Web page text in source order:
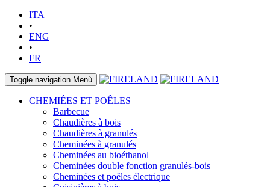
ITA
•
ENG
•
FR
Toggle navigation Menù
CHEMIÉES ET POÊLES
Barbecue
Chaudières à bois
Chaudières à granulés
Cheminées à granulés
Cheminées au bioéthanol
Cheminées double fonction granulés-bois
Cheminées et poêles électrique